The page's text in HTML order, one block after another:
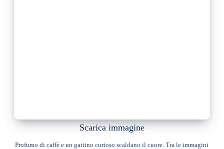
Scarica immagine
Profumo di caffè e un gattino curioso scaldano il cuore. Tra le immagini